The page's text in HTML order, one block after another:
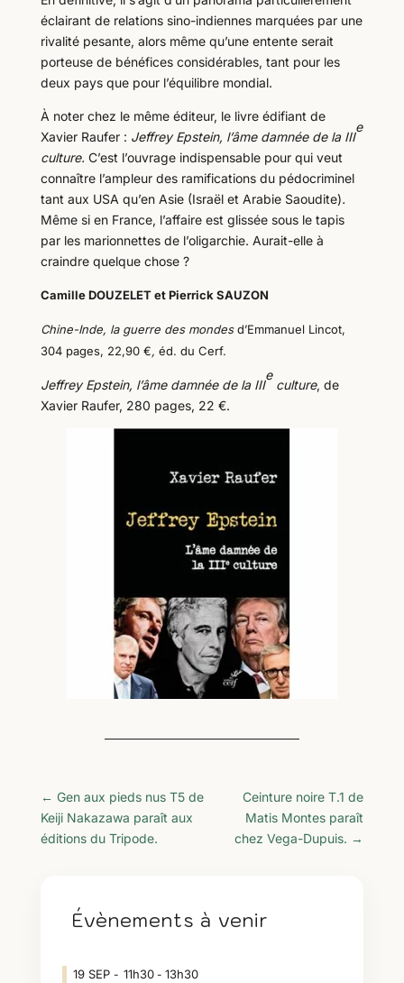
éclairant de relations sino-indiennes marquées par une
rivalité pesante, alors même qu’une entente serait
porteuse de bénéfices considérables, tant pour les
deux pays que pour l’équilibre mondial.
À noter chez le même éditeur, le livre édifiant de
Xavier Raufer : Jeffrey Epstein, l’âme damnée de la III
e
culture. C’est l’ouvrage indispensable pour qui veut
connaître l’ampleur des ramifications du pédocriminel
tant aux USA qu’en Asie (Israël et Arabie Saoudite).
Même si en France, l’affaire est glissée sous le tapis
par les marionnettes de l’oligarchie. Aurait-elle à
craindre quelque chose ?
Camille DOUZELET et Pierrick SAUZON
Chine-Inde, la guerre des mondesd’Emmanuel Lincot,
304 pages, 22,90 €, éd. du Cerf.
Jeffrey Epstein, l’âme damnée de la III
e
culture, de
Xavier Raufer, 280 pages, 22 €.
← Gen aux pieds nus T5 de
Keiji Nakazawa paraît aux
éditions du Tripode.
Ceinture noire T.1 de
Matis Montes paraît
chez Vega-Dupuis. →
Évènements à venir
19 SEP 11h30- 13h30